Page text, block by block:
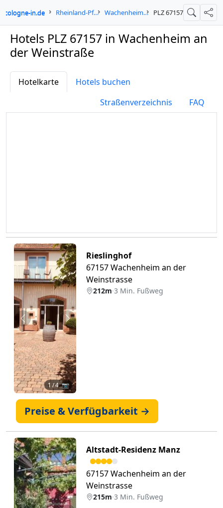
cologne-in.de Rheinland-Pfalz Wachenheim an der Weinstraße PLZ 67157 Suche
Hotels PLZ 67157 in Wachenheim an
der Weinstraße
Hotelkarte
Hotels buchen
Straßenverzeichnis
FAQ
Zurück Weiter
1 / 4 📷
Rieslinghof
67157 Wachenheim an der
Weinstrasse
212m·3 Min. Fußweg
Preise & Verfügbarkeit →
Altstadt-Residenz Manz
67157 Wachenheim an der
Weinstrasse
215m·3 Min. Fußweg